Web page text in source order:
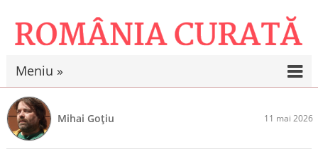
Meniu »
Mihai Goțiu 11 mai 2026